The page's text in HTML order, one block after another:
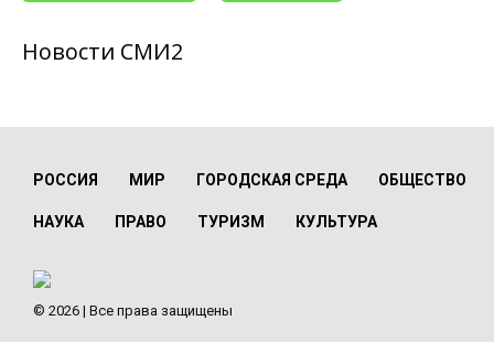
Новости СМИ2
РОССИЯ МИР ГОРОДСКАЯ СРЕДА ОБЩЕСТВО
НАУКА ПРАВО ТУРИЗМ КУЛЬТУРА
© 2026 | Все права защищены